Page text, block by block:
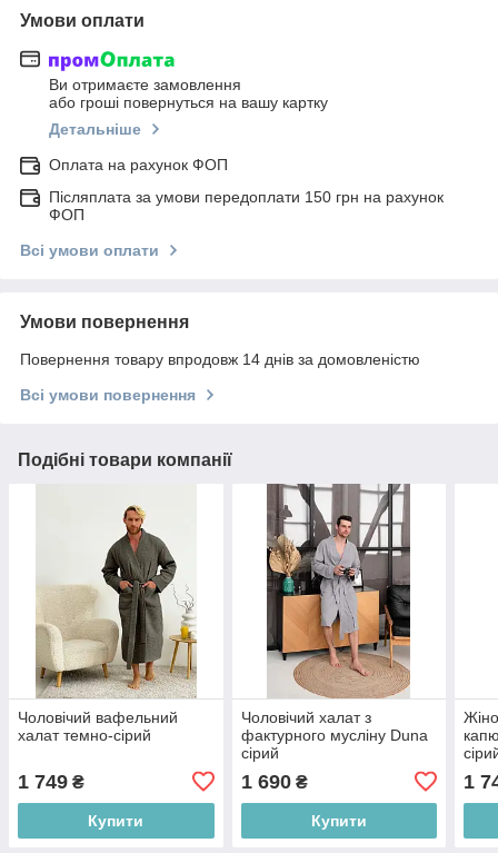
Умови оплати
Ви отримаєте замовлення
або гроші повернуться на вашу картку
Детальніше
Оплата на рахунок ФОП
Післяплата за умови передоплати 150 грн на рахунок
ФОП
Всі умови оплати
Умови повернення
Повернення товару впродовж 14 днів за домовленістю
Всі умови повернення
Подібні товари компанії
Чоловічий вафельний
халат темно-сірий
1 749 ₴
Купити
Чоловічий халат з
фактурного мусліну Duna
сірий
1 690₴
Купити
1